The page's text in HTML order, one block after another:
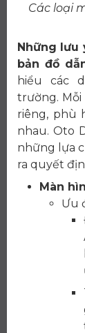
Các loại
Những lưu
bản đồ
hiểu các
trường.
riêng, phù
nhau. Oto
những lựa
ra quyết
Màn
Ưu